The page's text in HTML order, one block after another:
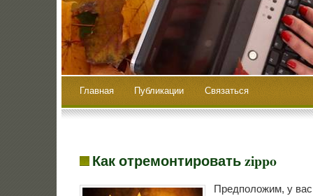
Главная Публикации Связаться
Как отремонтировать zippo
Предполοжим, у